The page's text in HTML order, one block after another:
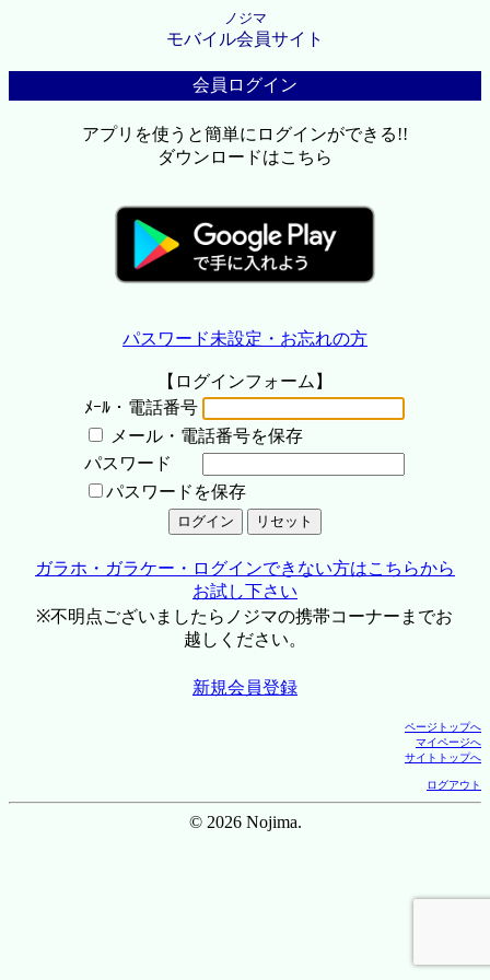
ノジマ
モバイル会員サイト
会員ログイン
アプリを使うと簡単にログインができる!!
ダウンロードはこちら
パスワード未設定・お忘れの方
【ログインフォーム】
ﾒｰﾙ・電話番号
メール・電話番号を保存
パスワード
パスワードを保存
ガラホ・ガラケー・ログインできない方はこちらから
お試し下さい
※不明点ございましたらノジマの携帯コーナーまでお
越しください。
新規会員登録
ページトップへ
マイページへ
サイトトップへ
ログアウト
© 2026 Nojima.